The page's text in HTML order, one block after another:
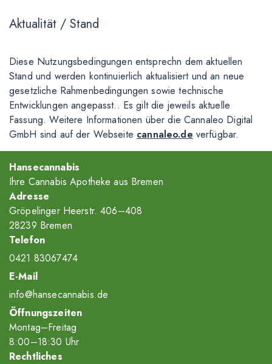
Aktualität / Stand
Diese Nutzungsbedingungen entsprechn dem aktuellen
Stand und werden kontinuierlich aktualisiert und an neue
gesetzliche Rahmenbedingungen sowie technische
Entwicklungen angepasst.. Es gilt die jeweils aktuelle
Fassung. Weitere Informationen über die Cannaleo Digital
GmbH sind auf der Webseite cannaleo.de verfügbar.
Hansecannabis
Ihre Cannabis Apotheke aus Bremen
Adresse
Gröpelinger Heerstr. 406–408
28239 Bremen
Telefon
0421 83067474
E-Mail
info@hansecannabis.de
Öffnungszeiten
Montag–Freitag
8:00–18:30 Uhr
Rechtliches